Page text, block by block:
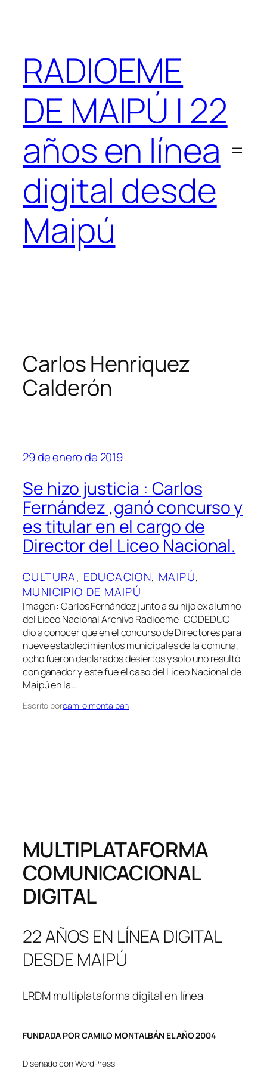
RADIOEME
DE MAIPÚ | 22
años en línea
digital desde
Maipú
Carlos Henriquez
Calderón
29 de enero de 2019
Se hizo justicia : Carlos
Fernández ,ganó concurso y
es titular en el cargo de
Director del Liceo Nacional.
CULTURA, EDUCACION, MAIPÚ
MUNICIPIO DE MAIPÚ
Imagen : Carlos Fernández junto a su hijo ex alumno
del Liceo Nacional Archivo Radioeme CODEDUC
dio a conocer que en el concurso de Directores para
nueve establecimientos municipales de la comuna,
ocho fueron declarados desiertos y solo uno resultó
con ganador y este fue el caso del Liceo Nacional de
Maipú en la…
Escrito porcamilo.montalban
MULTIPLATAFORMA
COMUNICACIONAL
DIGITAL
22 AÑOS EN LÍNEA DIGITAL
DESDE MAIPÚ
LRDM multiplataforma digital en línea
FUNDADA POR CAMILO MONTALBÁN EL AÑO 2004
Diseñado con WordPress